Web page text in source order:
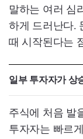
말하는 여러 심
하게 드러난다.
때 시작된다는
일부 투자자가 상
주식에 처음 발
투자자는 빠르